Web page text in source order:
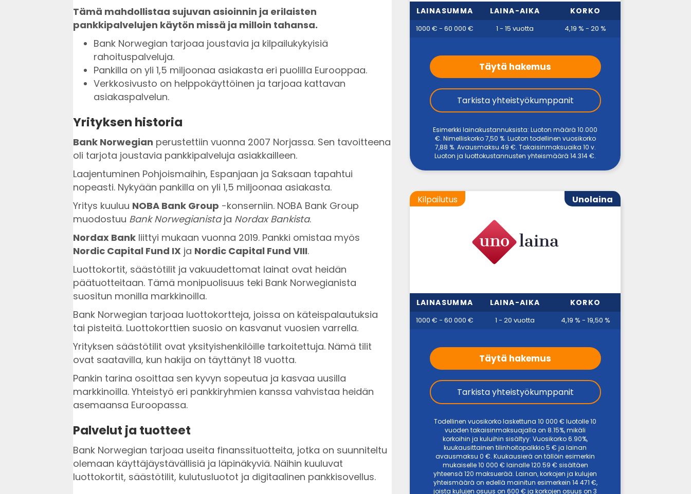
Tämä mahdollistaa sujuvan asioinnin ja erilaisten
pankkipalvelujen käytön missä ja milloin tahansa.
Bank Norwegian tarjoaa joustavia ja kilpailukykyisiä
rahoituspalveluja.
Pankilla on yli 1,5 miljoonaa asiakasta eri puolilla Eurooppaa.
Verkkosivusto on helppokäyttöinen ja tarjoaa kattavan
asiakaspalvelun.
Yrityksen historia
Bank Norwegian perustettiin vuonna 2007 Norjassa. Sen tavoitteena
oli tarjota joustavia pankkipalveluja asiakkailleen.
Laajentuminen Pohjoismaihin, Espanjaan ja Saksaan tapahtui
nopeasti. Nykyään pankilla on yli 1,5 miljoonaa asiakasta.
Yritys kuuluu NOBA Bank Group -konserniin. NOBA Bank Group
muodostuu Bank Norwegianistaja Nordax Bankista.
Nordax Bank liittyi mukaan vuonna 2019. Pankki omistaa myös
Nordic Capital Fund IX ja Nordic Capital Fund VIII.
Luottokortit, säästötilit ja vakuudettomat lainat ovat heidän
päätuotteitaan. Tämä monipuolisuus teki Bank Norwegianista
suositun monilla markkinoilla.
Bank Norwegian tarjoaa luottokortteja, joissa on käteispalautuksia
tai pisteitä. Luottokorttien suosio on kasvanut vuosien varrella.
Yrityksen säästötilit ovat yksityishenkilöille tarkoitettuja. Nämä tilit
ovat saatavilla, kun hakija on täyttänyt 18 vuotta.
Pankin tarina osoittaa sen kyvyn sopeutua ja kasvaa uusilla
markkinoilla. Yhteistyö eri pankkiryhmien kanssa vahvistaa heidän
asemaansa Euroopassa.
Palvelut ja tuotteet
Bank Norwegian tarjoaa useita finanssituotteita, jotka on suunniteltu
olemaan käyttäjäystävällisiä ja läpinäkyviä. Näihin kuuluvat
luottokortit, säästötilit, kulutusluotot ja digitaalinen pankkisovellus.
LAINASUMMA LAINA-AIKA KORKO
1000 € - 60 000 € 1 - 15 vuotta 4,19 % - 20 %
Täytä hakemus
Tarkista yhteistyökumppanit
Esimerkki lainakustannuksista: Luoton määrä 10.000
€. Nimelliskorko 7,50 %. Luoton todellinen vuosikorko
7,88 %. Avausmaksu 49 €. Takaisinmaksuaika 10 v.
Luoton ja luottokustannusten yhteismäärä 14.314 €.
Unolaina
Kilpailutus
LAINASUMMA LAINA-AIKA KORKO
1000 € - 60 000 € 1 - 20 vuotta 4,19 % - 19,50 %
Täytä hakemus
Tarkista yhteistyökumppanit
Todellinen vuosikorko laskettuna 10 000 € luotolle 10
vuoden takaisinmaksuajalla on 8.15%, mikäli
korkoihin ja kuluihin sisältyy: Vuosikorko 6.90%,
kuukausittainen tilinhoitopalkkio 5 € ja lainan
avausmaksu 0 €. Kuukausierä on tällöin esimerkin
mukaiselle 10 000 € lainalle 120.59 € sisältäen
yhteensä 120 maksuerää. Lainan, korkojen ja kulujen
yhteismäärä on edellä mainitun esimerkein 14 471 €,
joista kulujen osuus on 600 € ja korkojen osuus on 3